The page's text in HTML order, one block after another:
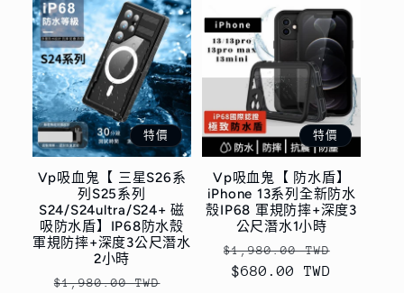
特價
Vp吸血鬼【 三星S26系
列S25系列
S24/S24ultra/S24+ 磁
吸防水盾】IP68防水殼
軍規防摔+深度3公尺潛水
2小時
定
$1,980.00 TWD
特價
Vp吸血鬼【 防水盾】
iPhone 13系列全新防水
殼IP68 軍規防摔+深度3
公尺潛水1小時
定
價
$1,980.00 TWD
$680.00 TWD